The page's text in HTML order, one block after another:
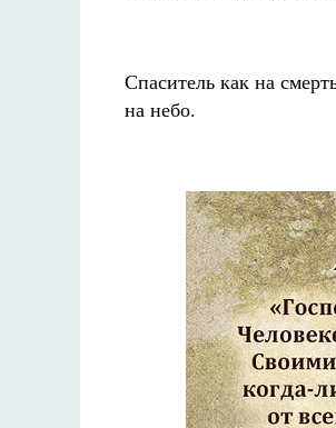
Спаситель как на
на небо.